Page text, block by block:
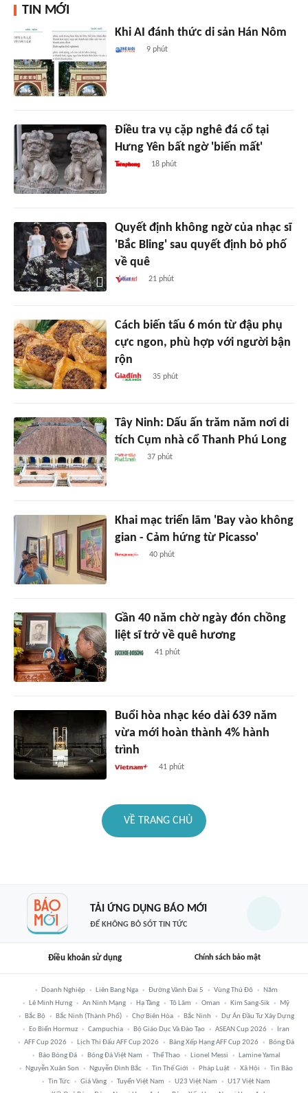
TIN MỚI
Khi AI đánh thức di sản Hán Nôm
9 phút
Điều tra vụ cặp nghê đá cổ tại
Hưng Yên bất ngờ 'biến mất'
18 phút
Quyết định không ngờ của nhạc sĩ
'Bắc Bling' sau quyết định bỏ phố
về quê
21 phút
Cách biến tấu 6 món từ đậu phụ
cực ngon, phù hợp với người bận
rộn
35 phút
Tây Ninh: Dấu ấn trăm năm nơi di
tích Cụm nhà cổ Thanh Phú Long
37 phút
Khai mạc triển lãm 'Bay vào không
gian - Cảm hứng từ Picasso'
40 phút
Gần 40 năm chờ ngày đón chồng
liệt sĩ trở về quê hương
41 phút
Buổi hòa nhạc kéo dài 639 năm
vừa mới hoàn thành 4% hành
trình
41 phút
VỀ TRANG CHỦ
TẢI ỨNG DỤNG BÁO MỚI
ĐỂ KHÔNG BỎ SÓT TIN TỨC
Điều khoản sử dụng Chính sách bảo mật
Doanh Nghiệp Liên Bang Nga Đường Vành Đai 5 Vùng Thủ Đô
Năm
Lê Minh Hưng
An Ninh Mạng Hạ Tầng Tô Lâm Oman Kim Sang-Sik
Mỹ
Bắc Bộ
Bắc Ninh (thành Phố) Chợ Biên Hòa Bắc Ninh
Dự Án Đầu Tư Xây Dựng
Eo Biển Hormuz
Campuchia Bộ Giáo Dục Và Đào Tạo ASEAN Cup 2026
Iran
AFF Cup 2026
Lịch Thi Đấu AFF Cup 2026 Bảng Xếp Hạng AFF Cup 2026
Bóng Đá
Báo Bóng Đá
Bóng Đá Việt Nam Thể Thao Lionel Messi
Lamine Yamal
Nguyễn Xuân Son
Nguyễn Đình Bắc Tin Thế Giới Pháp Luật Xã Hội
Tin Bão
Tin Tức
Giá Vàng Tuyển Việt Nam U23 Việt Nam
U17 Việt Nam